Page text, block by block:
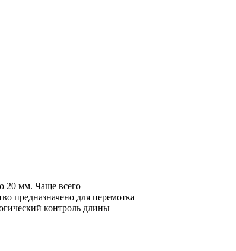
20 мм. Чаще всего
предназначено для перемотка
контроль длины